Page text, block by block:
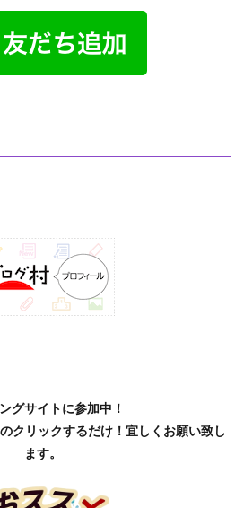
グサイトに参加中！
クリックするだけ！宜しくお願い致し
ます。